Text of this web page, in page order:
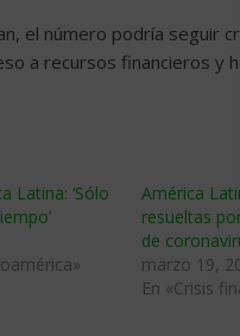
el número podría seguir
a recursos financieros y
Latina: ‘Sólo
América
resueltas
de
marzo 19,
En «Crisis